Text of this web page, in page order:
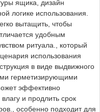
ящика, дизайн
логике использования.
вытащить, чтобы
удобным
ритуала., который
использования
в виде выдвижного
герметизирующими
эффективно
и продлить срок
особенно подходит для